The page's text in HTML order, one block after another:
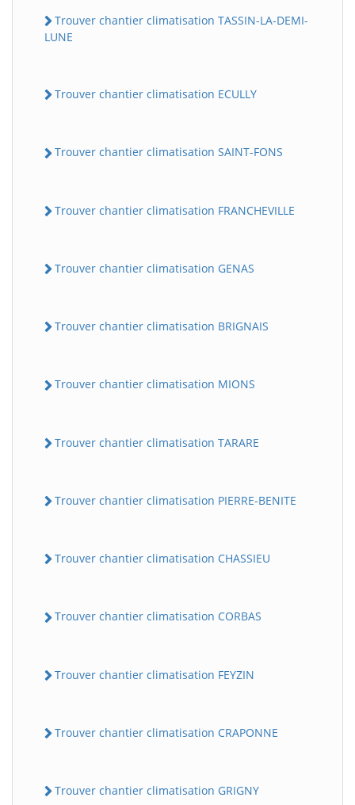
Trouver chantier climatisation TASSIN-LA-DEMI-
LUNE
Trouver chantier climatisation ECULLY
Trouver chantier climatisation SAINT-FONS
Trouver chantier climatisation FRANCHEVILLE
Trouver chantier climatisation GENAS
Trouver chantier climatisation BRIGNAIS
Trouver chantier climatisation MIONS
Trouver chantier climatisation TARARE
Trouver chantier climatisation PIERRE-BENITE
Trouver chantier climatisation CHASSIEU
Trouver chantier climatisation CORBAS
Trouver chantier climatisation FEYZIN
Trouver chantier climatisation CRAPONNE
Trouver chantier climatisation GRIGNY